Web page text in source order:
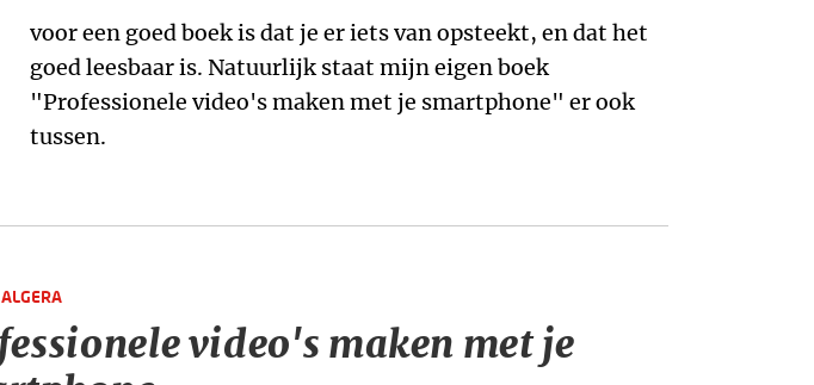
tussen.
video's maken met je